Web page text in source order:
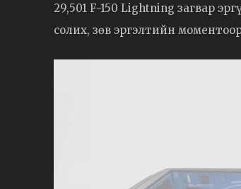
29,501 F-150 Lightning загвар
солих, зөв эргэлтийн